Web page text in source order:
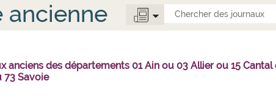
ancienne
anciens des départements 01 Ain ou 03 Allier ou 15
73 Savoie